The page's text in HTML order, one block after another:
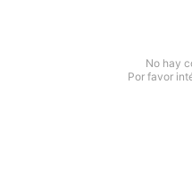
No hay
Por favor